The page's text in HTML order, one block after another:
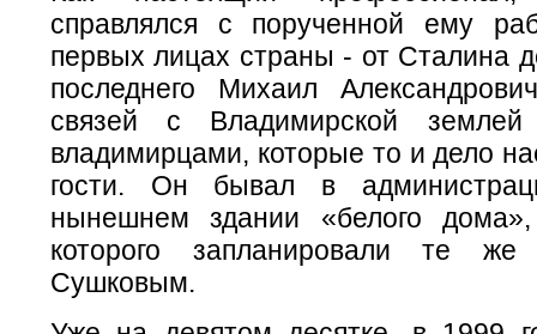
справлялся с порученной ему
первых лицах страны - от Сталина
последнего Михаил
связей с Владимирской
владимирцами, которые то и дело
гости. Он бывал в
нынешнем здании «белого дома»,
которого запланировали те
Сушковым.